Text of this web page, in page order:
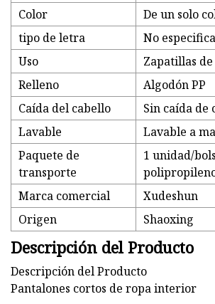
Color
De un solo
tipo de letra
No
Uso
Zapatillas de
Relleno
Algodón PP
Caída del cabello
Sin caída de
Lavable
Lavable a
Paquete de
transporte
1 unidad/
Marca comercial
Xudeshun
Origen
Shaoxing
Descripción del Producto
Descripción del Producto
Pantalones cortos de ropa interior